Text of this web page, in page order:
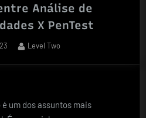
Análise de
X PenTest
By
Level Two
um dos assuntos mais